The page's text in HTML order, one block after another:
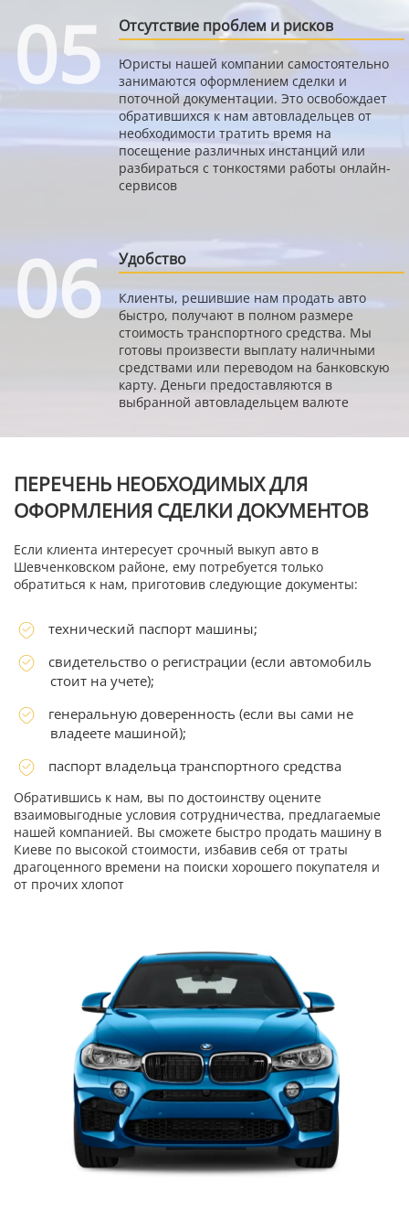
05 Отсутствие проблем и рисков
Юристы нашей компании самостоятельно
занимаются оформлением сделки и
поточной документации. Это освобождает
обратившихся к нам автовладельцев от
необходимости тратить время на
посещение различных инстанций или
разбираться с тонкостями работы онлайн-
сервисов
06 Удобство
Клиенты, решившие нам продать авто
быстро, получают в полном размере
стоимость транспортного средства. Мы
готовы произвести выплату наличными
средствами или переводом на банковскую
карту. Деньги предоставляются в
выбранной автовладельцем валюте
ПЕРЕЧЕНЬ НЕОБХОДИМЫХ ДЛЯ
ОФОРМЛЕНИЯ СДЕЛКИ ДОКУМЕНТОВ
Если клиента интересует срочный выкуп авто в
Шевченковском районе, ему потребуется только
обратиться к нам, приготовив следующие документы:
технический паспорт машины;
свидетельство о регистрации (если автомобиль
стоит на учете);
генеральную доверенность (если вы сами не
владеете машиной);
паспорт владельца транспортного средства
Обратившись к нам, вы по достоинству оцените
взаимовыгодные условия сотрудничества, предлагаемые
нашей компанией. Вы сможете быстро продать машину в
Киеве по высокой стоимости, избавив себя от траты
драгоценного времени на поиски хорошего покупателя и
от прочих хлопот